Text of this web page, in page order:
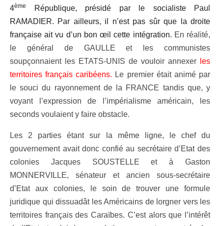
4ème
République, présidé par le socialiste Paul
RAMADIER. Par ailleurs, il n’est pas sûr que la droite
française ait vu d’un bon œil cette intégration. En réalité,
le général de GAULLE et les communistes
soupçonnaient les ETATS-UNIS de vouloir annexer
les
territoires français caribéens. Le premier était animé par
le souci du rayonnement de la FRANCE tandis que, y
voyant l’expression de l’impérialisme américain, les
seconds voulaient y faire obstacle.
Les 2 parties étant sur la même ligne, le chef du
gouvernement avait donc confié au secrétaire d’Etat des
colonies Jacques SOUSTELLE et à Gaston
MONNERVILLE, sénateur et ancien sous-secrétaire
d’Etat aux colonies, le soin de trouver une formule
juridique qui dissuadât les Américains de lorgner vers les
territoires français des Caraïbes. C’est alors que l’intérêt